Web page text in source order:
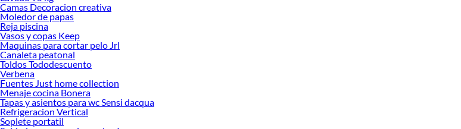
Camas Decoracion creativa
Moledor de papas
Reja piscina
Vasos y copas Keep
Maquinas para cortar pelo Jrl
Canaleta peatonal
Toldos Tododescuento
Verbena
Fuentes Just home collection
Menaje cocina Bonera
Tapas y asientos para wc Sensi dacqua
Refrigeracion Vertical
Soplete portatil